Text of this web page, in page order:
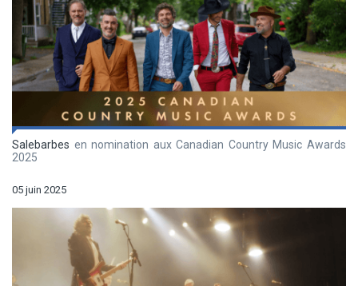
Salebarbes en nomination aux Canadian Country Music Awards
2025
05 juin 2025